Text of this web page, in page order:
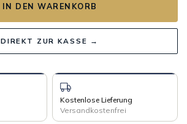
IN DEN WARENKORB
DIREKT ZUR KASSE →
Kostenlose Lieferung
Versandkostenfrei